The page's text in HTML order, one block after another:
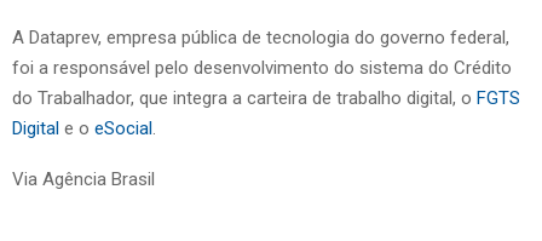
A Dataprev, empresa pública de tecnologia do governo federal,
foi a responsável pelo desenvolvimento do sistema do Crédito
do Trabalhador, que integra a carteira de trabalho digital, o FGTS
Digital e o eSocial .
Via Agência Brasil